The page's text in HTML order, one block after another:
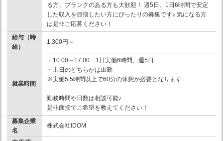
る方、ブランクのある方も大歓迎！ 週5日、1日6時間で安定
した収入を目指したい方にぴったりの募集です♪ 気になる方
は是非ご応募ください！
給与（時
給）
1,300円～
就業時間
・10:00～17:00 1日実働6時間、週5日
・土日のどちらかは出勤
※実働5.5時間以上で60分の休憩が必要となります
勤務時間や日数は相談可能♪
是非面接でご希望を教えてください！
募集企業
名
株式会社IDOM